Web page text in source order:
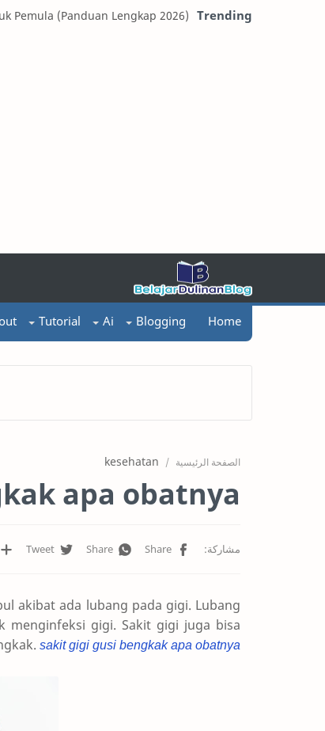
Trending
Pemula (Panduan Lengkap 2026)
Home
Blogging
Ai
Tutorial
الصفحة الرئيسية kesehatan
apa obatnya
akibat ada lubang pada gigi. Lubang
gigi. Sakit gigi juga bisa
sakit gigi gusi bengkak apa obatnya